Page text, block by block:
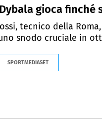
gioca finché
tecnico della
snodo cruciale in
SPORTMEDIASET